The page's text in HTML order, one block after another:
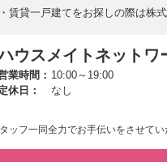
賃貸一戸建てをお探しの際は株
ウスメイトネットワ
業時間： 10:00～19:00
休日：
なし
ッフ一同全力でお手伝いをさせて